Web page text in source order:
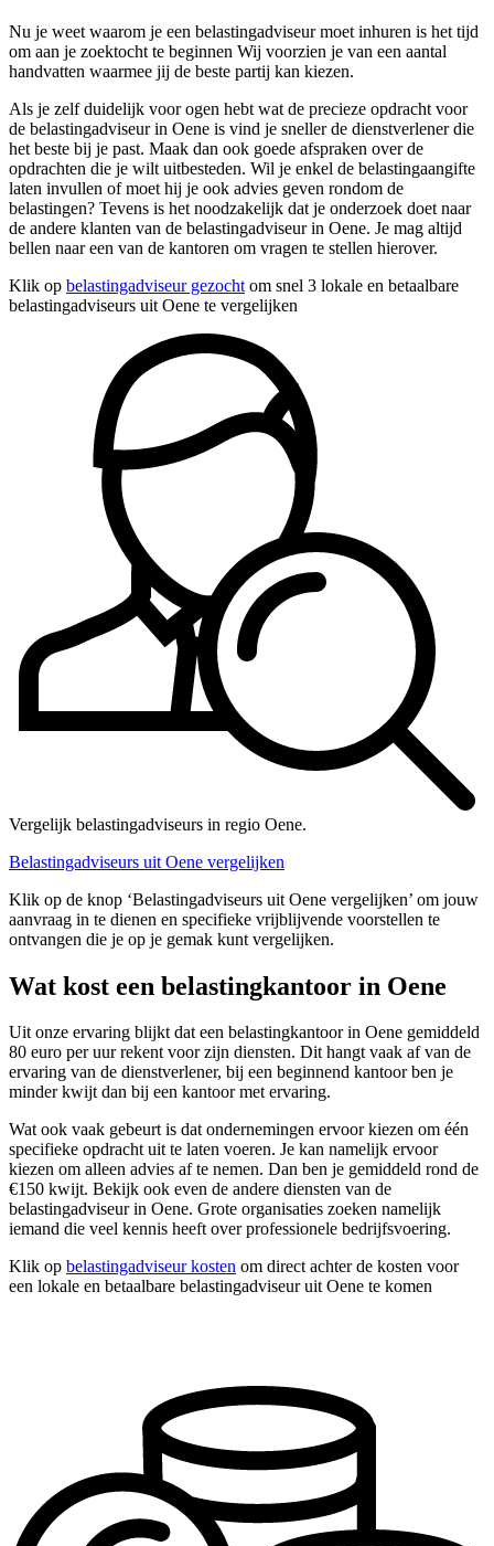
Nu je weet waarom je een belastingadviseur moet inhuren is het tijd
om aan je zoektocht te beginnen Wij voorzien je van een aantal
handvatten waarmee jij de beste partij kan kiezen.
Als je zelf duidelijk voor ogen hebt wat de precieze opdracht voor
de belastingadviseur in Oene is vind je sneller de dienstverlener die
het beste bij je past. Maak dan ook goede afspraken over de
opdrachten die je wilt uitbesteden. Wil je enkel de belastingaangifte
laten invullen of moet hij je ook advies geven rondom de
belastingen? Tevens is het noodzakelijk dat je onderzoek doet naar
de andere klanten van de belastingadviseur in Oene. Je mag altijd
bellen naar een van de kantoren om vragen te stellen hierover.
Klik op belastingadviseur gezocht om snel 3 lokale en betaalbare
belastingadviseurs uit Oene te vergelijken
Vergelijk belastingadviseurs in regio Oene.
Belastingadviseurs uit Oene vergelijken
Klik op de knop ‘Belastingadviseurs uit Oene vergelijken’ om jouw
aanvraag in te dienen en specifieke vrijblijvende voorstellen te
ontvangen die je op je gemak kunt vergelijken.
Wat kost een belastingkantoor in Oene
Uit onze ervaring blijkt dat een belastingkantoor in Oene gemiddeld
80 euro per uur rekent voor zijn diensten. Dit hangt vaak af van de
ervaring van de dienstverlener, bij een beginnend kantoor ben je
minder kwijt dan bij een kantoor met ervaring.
Wat ook vaak gebeurt is dat ondernemingen ervoor kiezen om één
specifieke opdracht uit te laten voeren. Je kan namelijk ervoor
kiezen om alleen advies af te nemen. Dan ben je gemiddeld rond de
€150 kwijt. Bekijk ook even de andere diensten van de
belastingadviseur in Oene. Grote organisaties zoeken namelijk
iemand die veel kennis heeft over professionele bedrijfsvoering.
Klik op belastingadviseur kosten om direct achter de kosten voor
een lokale en betaalbare belastingadviseur uit Oene te komen